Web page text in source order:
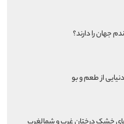
جهان را دارند؟
از طعم و بو